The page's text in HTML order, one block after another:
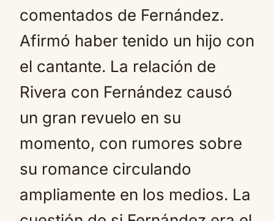
comentados de Fernández.
Afirmó haber tenido un hijo con
el cantante. La relación de
Rivera con Fernández causó
un gran revuelo en su
momento, con rumores sobre
su romance circulando
ampliamente en los medios. La